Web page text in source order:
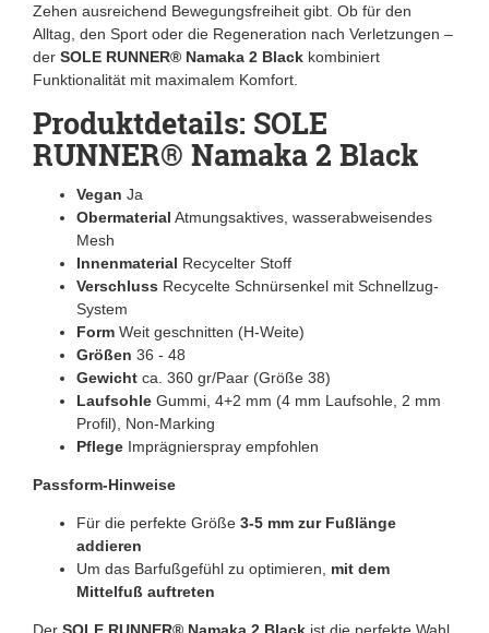
Zehen ausreichend Bewegungsfreiheit gibt. Ob für den
Alltag, den Sport oder die Regeneration nach Verletzungen –
der SOLE RUNNER® Namaka 2 Black kombiniert
Funktionalität mit maximalem Komfort.
Produktdetails: SOLE
RUNNER® Namaka 2 Black
Vegan Ja
Obermaterial Atmungsaktives, wasserabweisendes
Mesh
Innenmaterial Recycelter Stoff
Verschluss Recycelte Schnürsenkel mit Schnellzug-
System
Form Weit geschnitten (H-Weite)
Größen 36 - 48
Gewicht ca. 360 gr/Paar (Größe 38)
Laufsohle Gummi, 4+2 mm (4 mm Laufsohle, 2 mm
Profil), Non-Marking
Pflege Imprägnierspray empfohlen
Passform-Hinweise
Für die perfekte Größe 3-5 mm zur Fußlänge
addieren
Um das Barfußgefühl zu optimieren, mit dem
Mittelfuß auftreten